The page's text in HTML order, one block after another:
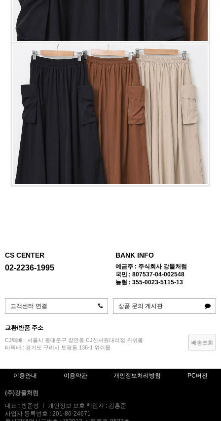
CS CENTER
02-2236-1995
BANK INFO
예금주 : 주식회사 강물처럼
국민 : 807537-04-002548
농협 : 355-0023-5115-13
고객센터 연결 상품 문의 게시판
교환/반품 주소
CJ택배 : 서울시 동대문구 장안동 CJ신서원대리점 위쉬몰
타택배 : 경기도 구리시 토평동 136-1 위쉬몰
배송조회
이용안내 이용약관 개인정보처리방침 PC버전
(주)강물처럼
대표 : 방준성 ㅣ 개인정보 보호 책임자 : 김홍준
사업자 등록번호 : 201-86-24671